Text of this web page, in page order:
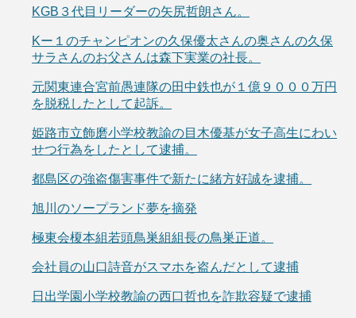
KGB３代目リーダーの矢尻哲朗さん。
Kー１のチャンピオンの久保優太さんの奥さんの久保
サラさんのお父さんは森下実業の社長。
元関東連合宮前愚連隊の田中鉄也が１億９０００万円
を脱税したとして起訴。
姫路市立飾磨小学校教諭の目木優基が女子高生にわい
せつ行為をしたとして逮捕。
都島区の強盗傷害事件で新たに緒方好誠を逮捕。
旭川のソープランド夢を摘発
極東会榎本組若頭鳥巣組組長の鳥巣正道。
会社員の山口詩音がスマホを盗んだとして逮捕
日出学園小学校教諭の西口哲也を詐欺容疑で逮捕